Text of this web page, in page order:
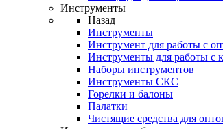
Инструменты
Назад
Инструменты
Инструмент для работы с
Инструменты для работы с
Наборы инструментов
Инструменты СКС
Горелки и балоны
Палатки
Чистящие средства для